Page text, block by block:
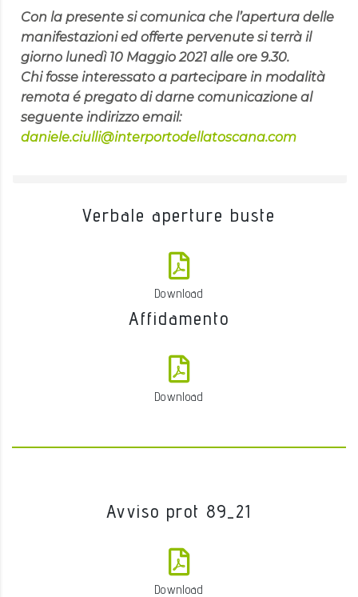
Con la presente si comunica che l’apertura delle
manifestazioni ed offerte pervenute si terrà il
giorno lunedì 10 Maggio 2021 alle ore 9.30.
Chi fosse interessato a partecipare in modalità
remota é pregato di darne comunicazione al
seguente indirizzo email:
daniele.ciulli@interportodellatoscana.com
Verbale aperture buste
Download
Affidamento
Download
Avviso prot 89_21
Download